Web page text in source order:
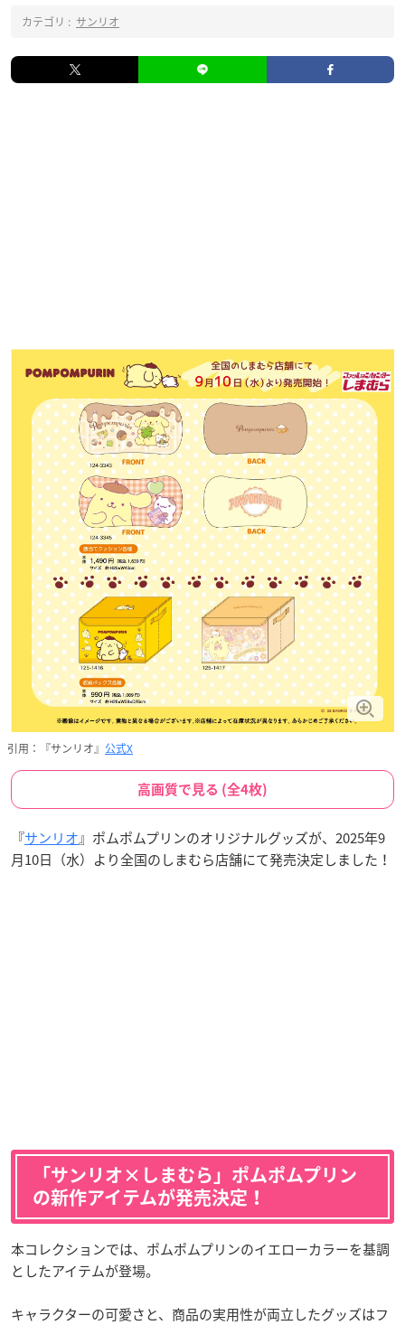
カテゴリ : サンリオ
引用：『サンリオ』 公式X
高画質で見る (全4枚)
『サンリオ』ポムポムプリンのオリジナルグッズが、2025年9
月10日（水）より全国のしまむら店舗にて発売決定しました！
「サンリオ×しまむら」ポムポムプリン
の新作アイテムが発売決定！
本コレクションでは、ポムポムプリンのイエローカラーを基調
としたアイテムが登場。
キャラクターの可愛さと、商品の実用性が両立したグッズはフ